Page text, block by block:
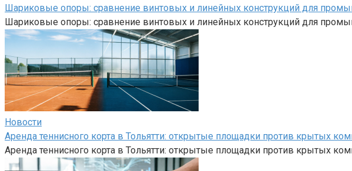
Шариковые опоры: сравнение винтовых и линейных конструкций для
Шариковые опоры: сравнение винтовых и линейных конструкций для
Новости
Аренда теннисного корта в Тольятти: открытые площадки против крытых
Аренда теннисного корта в Тольятти: открытые площадки против крытых